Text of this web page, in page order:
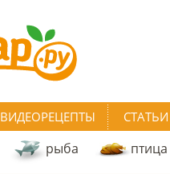
ВИДЕОРЕЦЕПТЫ СТАТЬИ
рыба птица